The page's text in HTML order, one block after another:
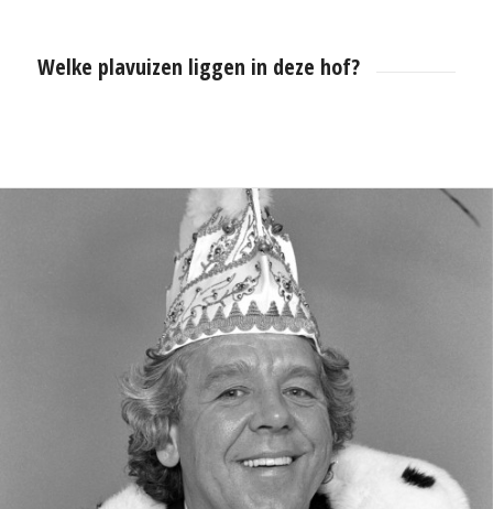
Welke plavuizen liggen in deze hof?